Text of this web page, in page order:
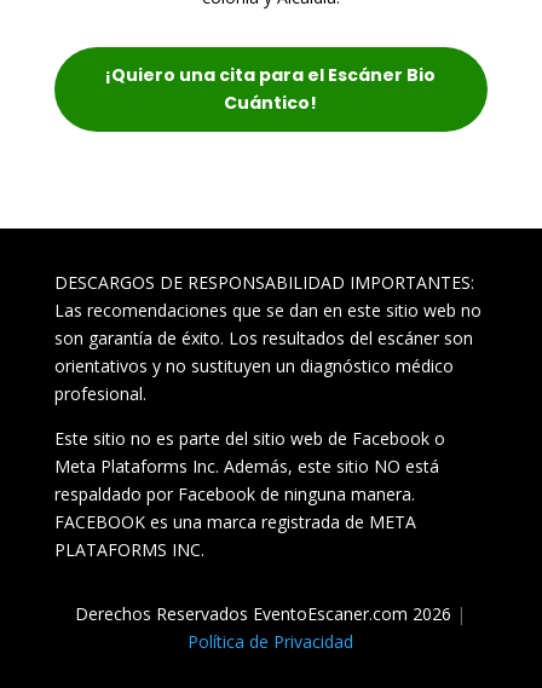
¡Quiero una cita para el Escáner Bio
Cuántico!
DESCARGOS DE RESPONSABILIDAD IMPORTANTES:
Las recomendaciones que se dan en este sitio web no
son garantía de éxito. Los resultados del escáner son
orientativos y no sustituyen un diagnóstico médico
profesional.
Este sitio no es parte del sitio web de Facebook o
Meta Plataforms Inc. Además, este sitio NO está
respaldado por Facebook de ninguna manera.
FACEBOOK es una marca registrada de META
PLATAFORMS INC.
Derechos Reservados EventoEscaner.com 2026 |
Política de Privacidad